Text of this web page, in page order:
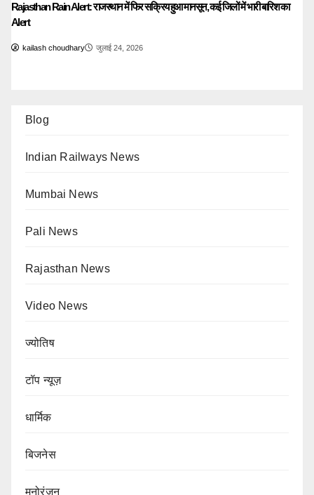
Rajasthan Rain Alert: राजस्थान में फिर सक्रिय हुआ मानसून, कई जिलों में भारी बारिश का
Alert
kailash choudhary जुलाई 24, 2026
Blog
Indian Railways News
Mumbai News
Pali News
Rajasthan News
Video News
ज्योतिष
टॉप न्यूज़
धार्मिक
बिजनेस
मनोरंजन